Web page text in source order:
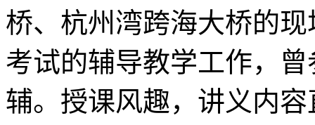
桥、杭州湾跨海大桥的
考试的辅导教学工作，
辅。授课风趣，讲义内